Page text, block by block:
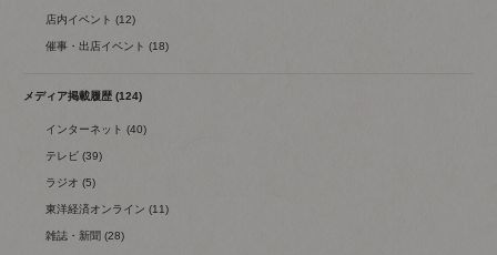
店内イベント (12)
催事・出店イベント (18)
メディア掲載履歴 (124)
インターネット (40)
テレビ (39)
ラジオ (5)
東洋経済オンライン (11)
雑誌・新聞 (28)